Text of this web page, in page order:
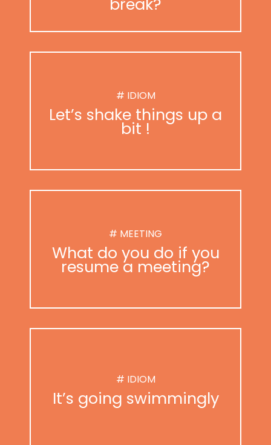
# IDIOM
Let’s shake things up a
bit !
# MEETING
What do you do if you
resume a meeting?
# IDIOM
It’s going swimmingly